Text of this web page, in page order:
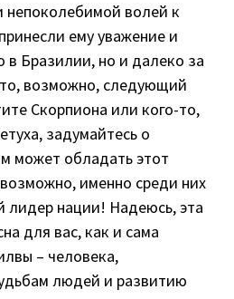
непоколебимой волей к
ему уважение и
в Бразилии, но и далеко за
возможно, следующий
Скорпиона или кого-то,
задумайтесь о
может обладать этот
именно среди них
лидер нации! Надеюсь, эта
для вас, как и сама
– человека,
людей и развитию